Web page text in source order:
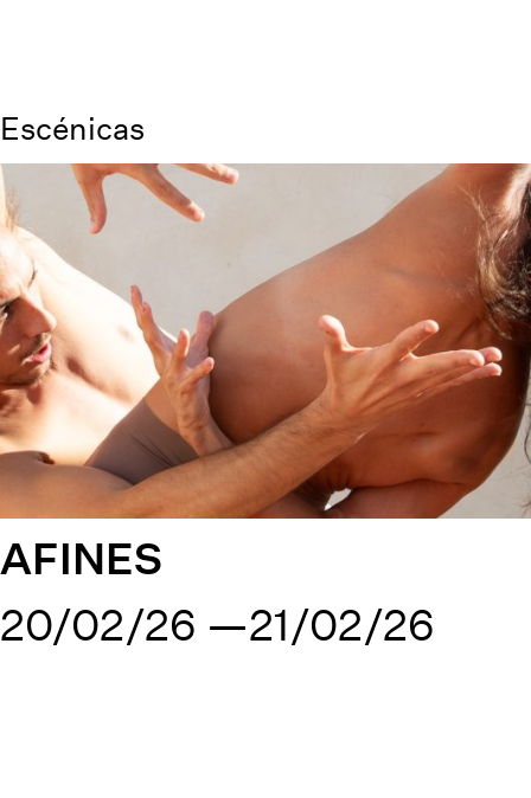
Escénicas
AFINES
20/02/26
21/02/26